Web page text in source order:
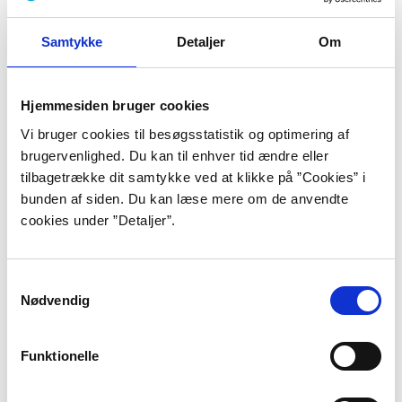
Samtykke Detaljer Om
Hjemmesiden bruger cookies
Vi bruger cookies til besøgsstatistik og optimering af
brugervenlighed. Du kan til enhver tid ændre eller
tilbagetrække dit samtykke ved at klikke på ”Cookies” i
bunden af siden. Du kan læse mere om de anvendte
cookies under ”Detaljer”.
Nødvendig
Funktionelle
til løverne, og længere henne snakker
han lidt med kamelerne. Da han har
krydset gangbroen ved OB’s anlæg,
finder han to små tujaplanter i sorte
plasticpotter.”
”Så melder Rolandas sig ind i en faldskærmsklub”, s. 89.
landbrugsteknikerelev og har de fleste af sine
Limfjorden. Her lærte den unge Thøger Jensen at